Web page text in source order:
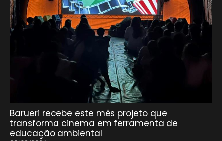
Barueri recebe este mês projeto que
transforma cinema em ferramenta de
educação ambiental